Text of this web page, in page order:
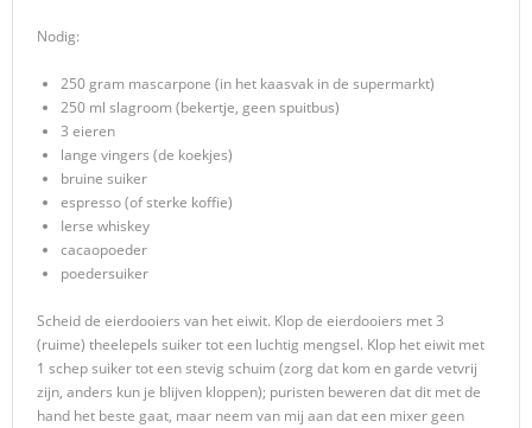
Nodig:
250 gram mascarpone (in het kaasvak in de supermarkt)
250 ml slagroom (bekertje, geen spuitbus)
3 eieren
lange vingers (de koekjes)
bruine suiker
espresso (of sterke koffie)
Ierse whiskey
cacaopoeder
poedersuiker
Scheid de eierdooiers van het eiwit. Klop de eierdooiers met 3
(ruime) theelepels suiker tot een luchtig mengsel. Klop het eiwit met
1 schep suiker tot een stevig schuim (zorg dat kom en garde vetvrij
zijn, anders kun je blijven kloppen); puristen beweren dat dit met de
hand het beste gaat, maar neem van mij aan dat een mixer geen